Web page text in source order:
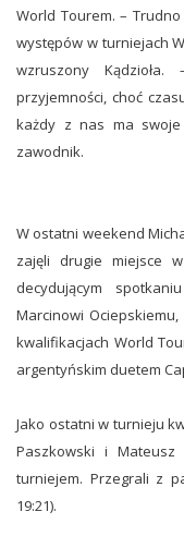
World Tourem. –
występów w turniejach
wzruszony
przyjemności, choć
każdy z nas ma
zawodnik.
W ostatni weekend
zajęli drugie miejsce
decydującym
Marcinowi
kwalifikacjach World
argentyńskim duetem
Jako ostatni w turnieju
Paszkowski i
turniejem. Przegrali z
19:21).